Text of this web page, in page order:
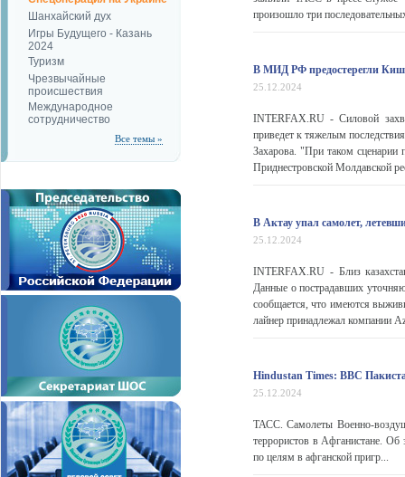
Шанхайский дух
Игры Будущего - Казань
2024
Туризм
Чрезвычайные
происшествия
Международное
сотрудничество
Все темы »
произошло три
В МИД РФ предостерегли
25.12.2024
INTERFAX.RU - Силовой
приведет к тяжелым
Захарова. "При таком сценарии
Приднестровской Молдавской
В Актау упал самолет,
25.12.2024
INTERFAX.RU - Близ
Данные о пострадавших
сообщается, что имеются
лайнер принадлежал компании
Hindustan Times: ВВС
25.12.2024
ТАСС. Самолеты Военно-
террористов в Афганистане. Об
по целям в афганской пригр...